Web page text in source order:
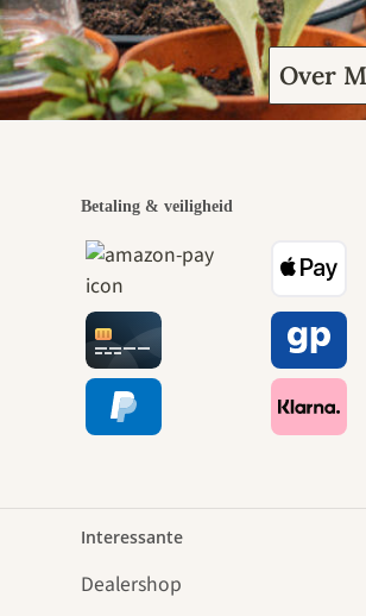
Over
Betaling & veiligheid
Interessante
Dealershop